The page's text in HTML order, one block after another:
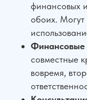
финансовых
обоих. Могут
Финансовые
совместные
вовремя,